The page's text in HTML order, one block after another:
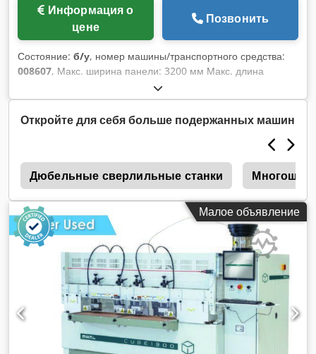
цене
Позвонить
Состояние: б/у, номер машины/транспортного средства:
008607, Макс. ширина панели: 3200 мм Макс. длина
панели: 1000 мм Dsdpfx Ajzqz N Eod Sewa Количество
агрегатов: 6 Количество агрегатов: 4 Боковые
горизонтальные группы: да
Откройте для себя больше подержанных машин
Дюбельные сверлильные станки
Малое объявление